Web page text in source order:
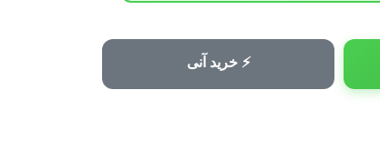
⚡ خرید آنی